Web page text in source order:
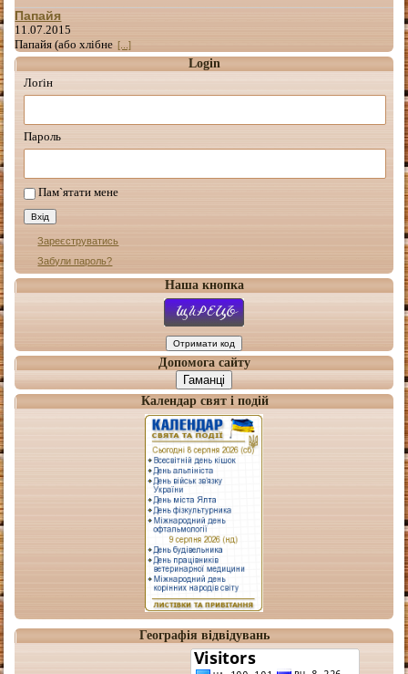
Папайя
11.07.2015
Папайя (або хлібне [...]
Login
Лоґін
Пароль
Пам`ятати мене
Зареєструватись
Забули пароль?
Наша кнопка
Допомога сайту
Гаманці
Календар свят і подій
Географія відвідувань